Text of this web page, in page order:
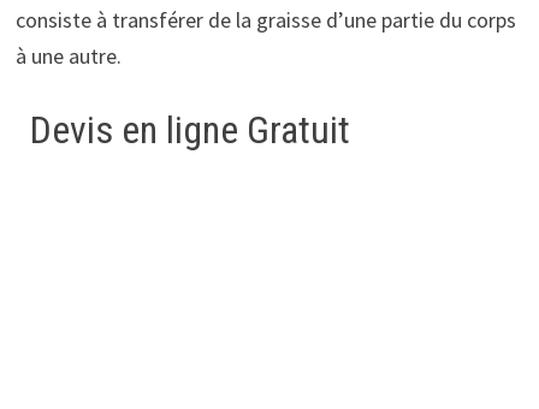
consiste à transférer de la graisse d’une partie du corps
à une autre.
Devis en ligne Gratuit